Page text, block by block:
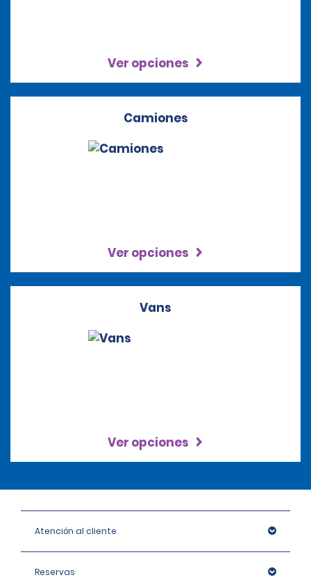
Ver opciones
Camiones
Ver opciones
Vans
Ver opciones
Atención al cliente
Reservas